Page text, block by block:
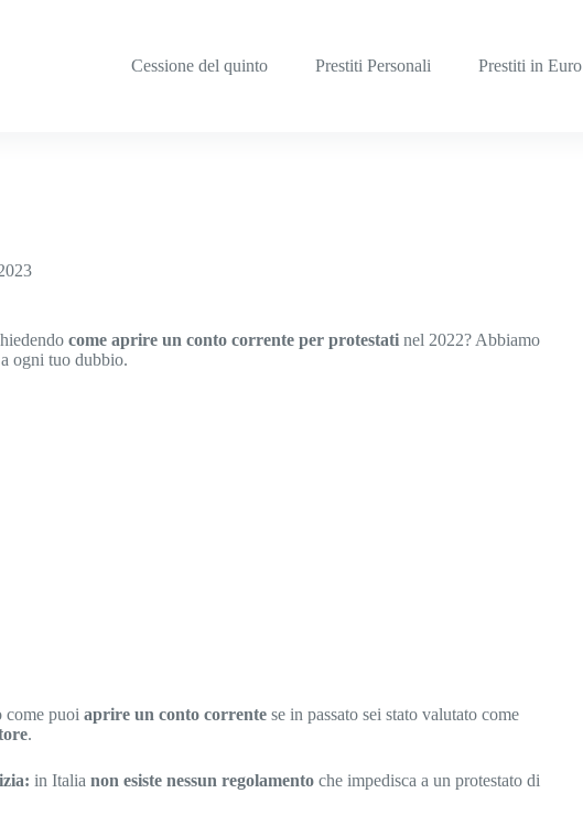
Cessione del quinto Prestiti Personali Prestiti in Euro
come aprire unconto corrente per protestati nel 2022? Abbiamo
ogni tuo dubbio.
come puoiaprire un conto corrente se in passato sei stato valutato come
.
in Italianon esiste nessun regolamento che impedisca a un protestato di